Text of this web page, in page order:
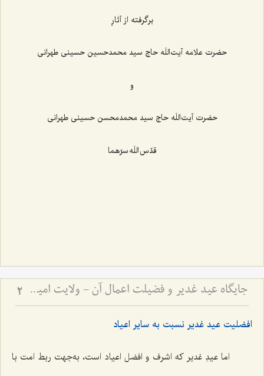
برگرفته از آثارِ
حضرت علامه آیت‌اللَه حاج سید محمدحسین حسینی طهرانی
و
حضرت آیت‌اللَه حاج سید محمدمحسن حسینی طهرانی
قدّس اللَه سرّهما
جایگاه عید غدیر و فضیلت اعمال آن - ولایت امیرالمؤمنین و آداب روز غدیر 2
افضلیت عید غدیر نسبت به سایر اعیاد
اما عیدِ غدیر که اشرف و افضل اعیاد است، به‌جهت ربط امت با